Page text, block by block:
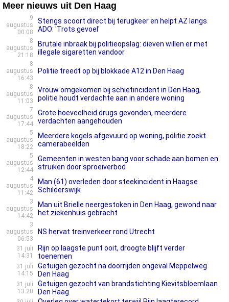
Meer nieuws uit Den Haag
9
augustus
00:08
Stengs scoort direct bij terugkeer en helpt AZ langs
ADO: 'Trots gevoel'
8
augustus
21:18
Brutale inbraak bij politieopslag: dieven willen er met
illegale sigaretten vandoor
8
augustus
16:43
Politie treedt op bij blokkade A12 in Den Haag
8
augustus
11:03
Vrouw omgekomen bij schietincident in Den Haag,
politie houdt verdachte aan in andere woning
7
augustus
17:44
Grote hoeveelheid drugs gevonden, meerdere
verdachten aangehouden
5
augustus
18:22
Meerdere kogels afgevuurd op woning, politie zoekt
camerabeelden
5
augustus
12:44
Gemeenten in westen bang voor schade aan bomen en
struiken door sproeiverbod
4
augustus
11:42
Man (61) overleden door steekincident in Haagse
Schilderswijk
3
augustus
14:42
Man uit Brielle neergestoken in Den Haag, gewond naar
het ziekenhuis gebracht
3
augustus
06:53
NS hervat treinverkeer rond Utrecht
31 juli
14:31
Rijn op laagste punt ooit, droogte blijft verder
toenemen
31 juli
14:15
Getuigen gezocht na doorrijden ongeval Meppelweg
Den Haag
31 juli
13:20
Getuigen gezocht van brandstichting Kievitsbloemlaan
Den Haag